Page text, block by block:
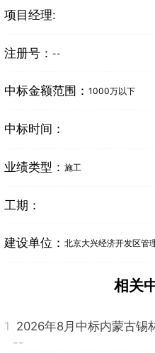
项目经理:
注册号： --
中标金额范围： 1000万以下
中标时间：
业绩类型： 施工
工期：
建设单位： 北京大兴经济开发区管
相关
1 2026年8月中标内蒙古锡
--